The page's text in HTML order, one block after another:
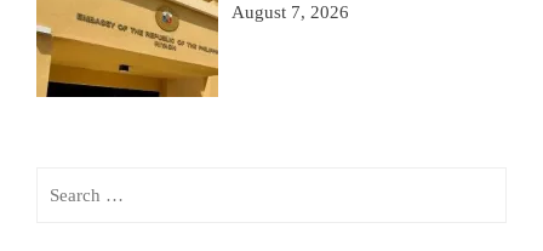
August 7, 2026